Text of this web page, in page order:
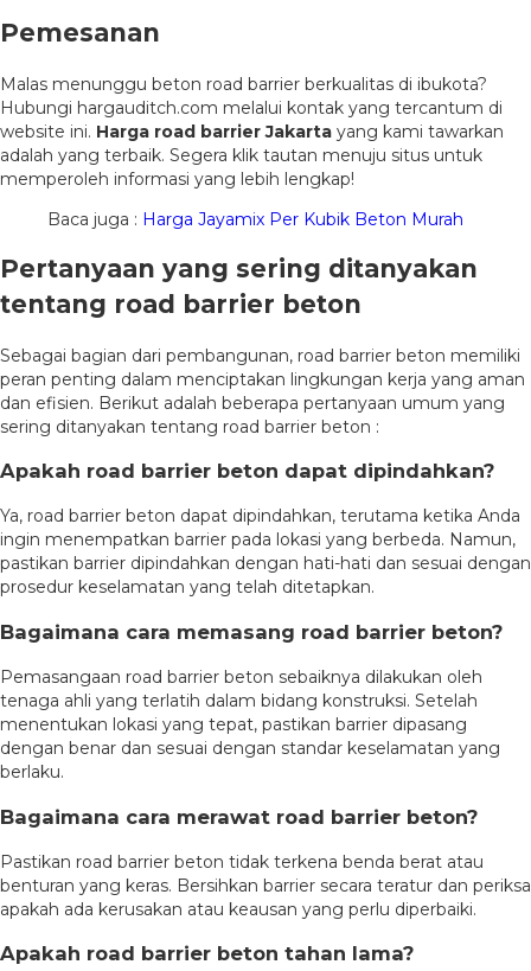
Pemesanan
Malas menunggu beton road barrier berkualitas di ibukota?
Hubungi hargauditch.com melalui kontak yang tercantum di
website ini. Harga road barrier Jakarta yang kami tawarkan
adalah yang terbaik. Segera klik tautan menuju situs untuk
memperoleh informasi yang lebih lengkap!
Baca juga : Harga Jayamix Per Kubik Beton Murah
Pertanyaan yang sering ditanyakan
tentang road barrier beton
Sebagai bagian dari pembangunan, road barrier beton memiliki
peran penting dalam menciptakan lingkungan kerja yang aman
dan efisien. Berikut adalah beberapa pertanyaan umum yang
sering ditanyakan tentang road barrier beton :
Apakah road barrier beton dapat dipindahkan?
Ya, road barrier beton dapat dipindahkan, terutama ketika Anda
ingin menempatkan barrier pada lokasi yang berbeda. Namun,
pastikan barrier dipindahkan dengan hati-hati dan sesuai dengan
prosedur keselamatan yang telah ditetapkan.
Bagaimana cara memasang road barrier beton?
Pemasangaan road barrier beton sebaiknya dilakukan oleh
tenaga ahli yang terlatih dalam bidang konstruksi. Setelah
menentukan lokasi yang tepat, pastikan barrier dipasang
dengan benar dan sesuai dengan standar keselamatan yang
berlaku.
Bagaimana cara merawat road barrier beton?
Pastikan road barrier beton tidak terkena benda berat atau
benturan yang keras. Bersihkan barrier secara teratur dan periksa
apakah ada kerusakan atau keausan yang perlu diperbaiki.
Apakah road barrier beton tahan lama?